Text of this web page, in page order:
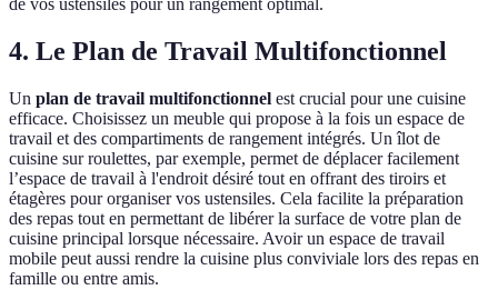
de vos ustensiles pour un rangement optimal.
4. Le Plan de Travail Multifonctionnel
Un plan de travail multifonctionnel est crucial pour une cuisine
efficace. Choisissez un meuble qui propose à la fois un espace de
travail et des compartiments de rangement intégrés. Un îlot de
cuisine sur roulettes, par exemple, permet de déplacer facilement
l’espace de travail à l'endroit désiré tout en offrant des tiroirs et
étagères pour organiser vos ustensiles. Cela facilite la préparation
des repas tout en permettant de libérer la surface de votre plan de
cuisine principal lorsque nécessaire. Avoir un espace de travail
mobile peut aussi rendre la cuisine plus conviviale lors des repas en
famille ou entre amis.